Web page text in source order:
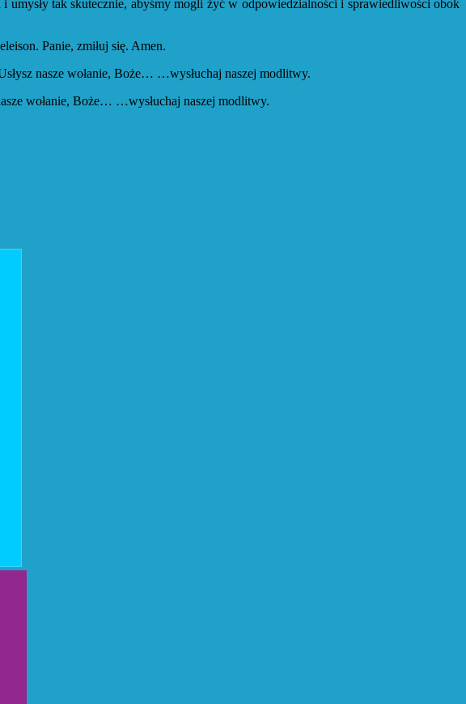
umysły tak skutecznie, abyśmy mogli żyć w odpowiedzialności i sprawiedliwości obok
Panie, zmiłuj się. Amen.
nasze wołanie, Boże… …wysłuchaj naszej modlitwy.
wołanie, Boże… …wysłuchaj naszej modlitwy.